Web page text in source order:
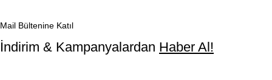
Mail Bültenine Katıl
İndirim & Kampanyalardan Haber Al!